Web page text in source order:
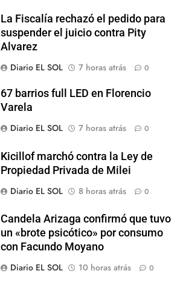
La Fiscalía rechazó el pedido para
suspender el juicio contra Pity
Alvarez
Diario EL SOL
7 horas atrás 0
67 barrios full LED en Florencio
Varela
Diario EL SOL
7 horas atrás 0
Kicillof marchó contra la Ley de
Propiedad Privada de Milei
Diario EL SOL
8 horas atrás 0
Candela Arizaga confirmó que tuvo
un «brote psicótico» por consumo
con Facundo Moyano
Diario EL SOL
10 horas atrás 0